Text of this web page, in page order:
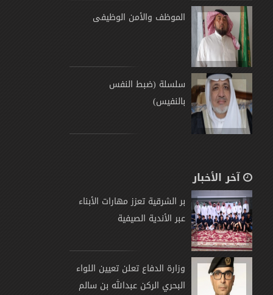
الموظف والأمن الوظيفى
سلسلة (ضبط النفس
بالنفيس)
آخر الأخبار
بر الشرقية تعزز مهارات الأبناء
عبر الأندية الصيفية
وزارة الدفاع تعلن تعيين اللواء
البحري الركن عبدالله بن سالم